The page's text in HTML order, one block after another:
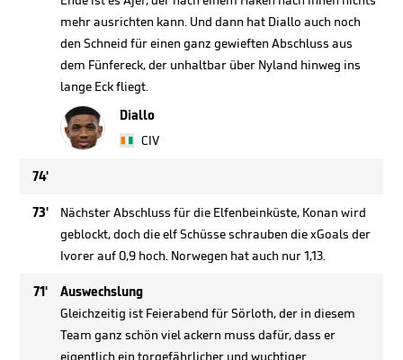
mehr ausrichten kann. Und dann hat Diallo auch noch
den Schneid für einen ganz gewieften Abschluss aus
dem Fünfereck, der unhaltbar über Nyland hinweg ins
lange Eck fliegt.
Diallo
CIV
74'
73'
Nächster Abschluss für die Elfenbeinküste, Konan wird
geblockt, doch die elf Schüsse schrauben die xGoals der
Ivorer auf 0,9 hoch. Norwegen hat auch nur 1,13.
71'
Auswechslung
Gleichzeitig ist Feierabend für Sörloth, der in diesem
Team ganz schön viel ackern muss dafür, dass er
eigentlich ein torgefährlicher und wuchtiger